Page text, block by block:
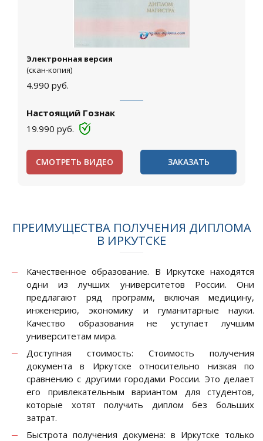
Электронная версия
(скан-копия)
4.990 руб.
Настоящий Гознак
19.990 руб.
СМОТРЕТЬ ВИДЕО ЗАКАЗАТЬ
ПРЕИМУЩЕСТВА ПОЛУЧЕНИЯ ДИПЛОМА
В ИРКУТСКЕ
Качественное образование. В Иркутске находятся
одни из лучших университетов России. Они
предлагают ряд программ, включая медицину,
инженерию, экономику и гуманитарные науки.
Качество образования не уступает лучшим
университетам мира.
Доступная стоимость: Стоимость получения
документа в Иркутске относительно низкая по
сравнению с другими городами России. Это делает
его привлекательным вариантом для студентов,
которые хотят получить диплом без больших
затрат.
Быстрота получения докумена: в Иркутске только